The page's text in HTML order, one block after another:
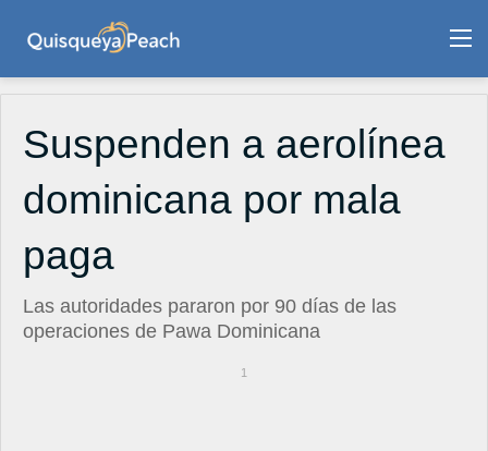
Suspenden a aerolínea
dominicana por mala
paga
Las autoridades pararon por 90 días de las
operaciones de Pawa Dominicana
1